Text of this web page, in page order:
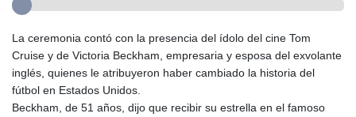
La ceremonia contó con la presencia del ídolo del cine Tom
Cruise y de Victoria Beckham, empresaria y esposa del exvolante
inglés, quienes le atribuyeron haber cambiado la historia del
fútbol en Estados Unidos.
Beckham, de 51 años, dijo que recibir su estrella en el famoso